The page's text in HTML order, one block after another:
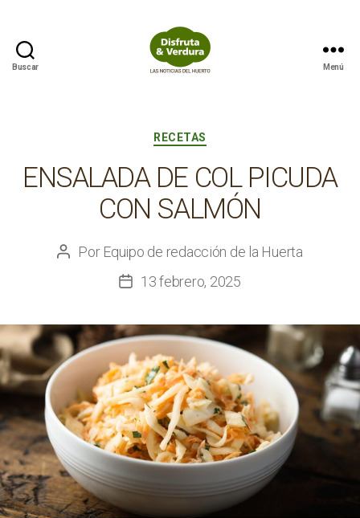
Buscar Menú
Categorías
RECETAS
ENSALADA DE COL PICUDA
CON SALMÓN
Autor
Por Equipo de redacción de la Huerta
Fecha
la
entrada
13 febrero, 2025